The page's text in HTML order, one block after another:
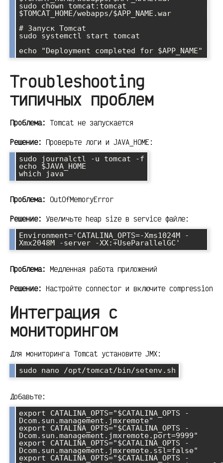
sudo chown tomcat:tomcat
$TOMCAT_HOME/webapps/$APP_NAME.war
# Запуск Tomcat
sudo systemctl start tomcat
Troubleshooting
типичных проблем
Проблема: Tomcat не запускается
Решение: Проверьте логи и JAVA_HOME:
sudo journalctl -u tomcat -f
echo $JAVA_HOME
Проблема: OutOfMemoryError
Решение: Увеличьте heap size в service файле:
Environment='CATALINA_OPTS=-Xms1024M -
Проблема: Медленная работа приложений
Решение: Настройте connector и включите compression
Интеграция с
мониторингом
Для мониторинга Tomcat установите JMX:
Добавьте:
export CATALINA_OPTS="$CATALINA_OPTS -
Dcom.sun.management.jmxremote"
export CATALINA_OPTS="$CATALINA_OPTS -
Dcom.sun.management.jmxremote.port=9999"
export CATALINA_OPTS="$CATALINA_OPTS -
Dcom.sun.management.jmxremote.ssl=false"
export CATALINA_OPTS="$CATALINA_OPTS -